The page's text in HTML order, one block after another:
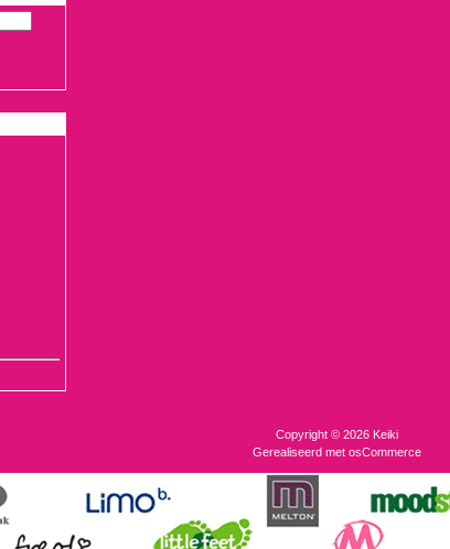
Copyright © 2026 Keiki
Gerealiseerd met osCommerce